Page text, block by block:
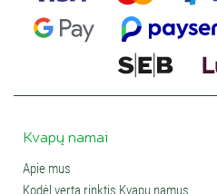
Kvapų namai
Apie mus
Kodėl verta rinktis Kvapų namus